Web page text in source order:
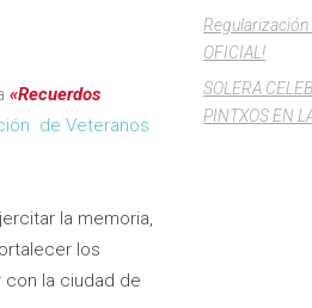
«Recuerdos
de Veteranos
la memoria,
los
la ciudad de
Regularización
OFICIAL!
SOLERA
PINTXOS EN